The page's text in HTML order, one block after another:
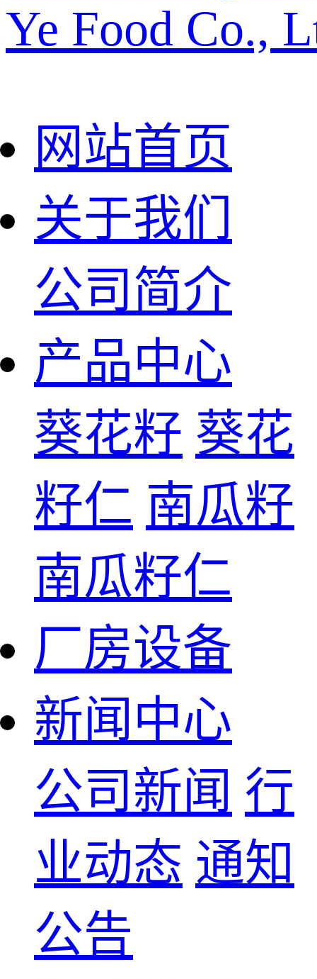
Ye Food Co.,
网站首页
关于我们
公司简介
产品中心
葵花籽 葵花
籽仁 南瓜籽
南瓜籽仁
厂房设备
新闻中心
公司新闻 行
业动态 通知
公告